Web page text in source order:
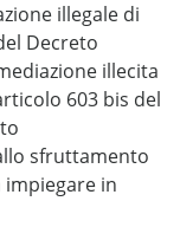
illegale di
Decreto
illecita
603 bis del
sfruttamento
in